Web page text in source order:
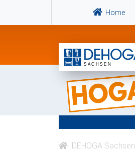
Home
DEHOGA Sachsen